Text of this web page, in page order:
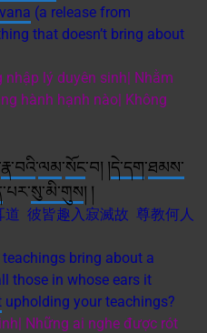
(a release from
that doesn’t bring about
lý duyên sinh| Nhằm
hành hạnh nào| Không
་རྣ་བའི་ལམ་སོང་བ། །དེ་དག་ཐམས་
་པར་སུ་མི་གུས། །
道 彼皆趣入寂滅故 尊教何人
bring about a
those in whose ears it
upholding your teachings?
Những ai nghe được rót